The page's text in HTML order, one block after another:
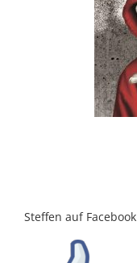
Steffen auf Facebook